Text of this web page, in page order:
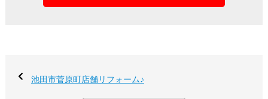
池田市菅原町店舗リフォーム♪